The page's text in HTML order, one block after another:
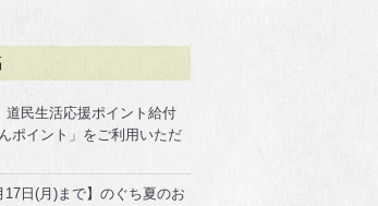
道民生活応援ポイント給付
ポイント」をご利用いただ
17日(月)まで】のぐち夏のお